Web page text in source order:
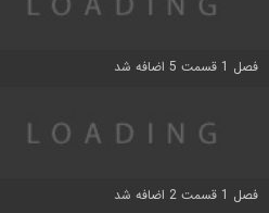
فصل 1 قسمت 5 اضافه شد
فصل 1 قسمت 2 اضافه شد